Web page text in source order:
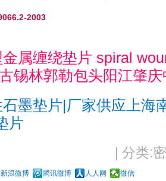
2003
属缠绕垫片 spiral
锡林郭勒包头阳江肇
石墨垫片|厂家供应上海
片
| 分类:
新浪微博 腾讯微博 人人网 微信